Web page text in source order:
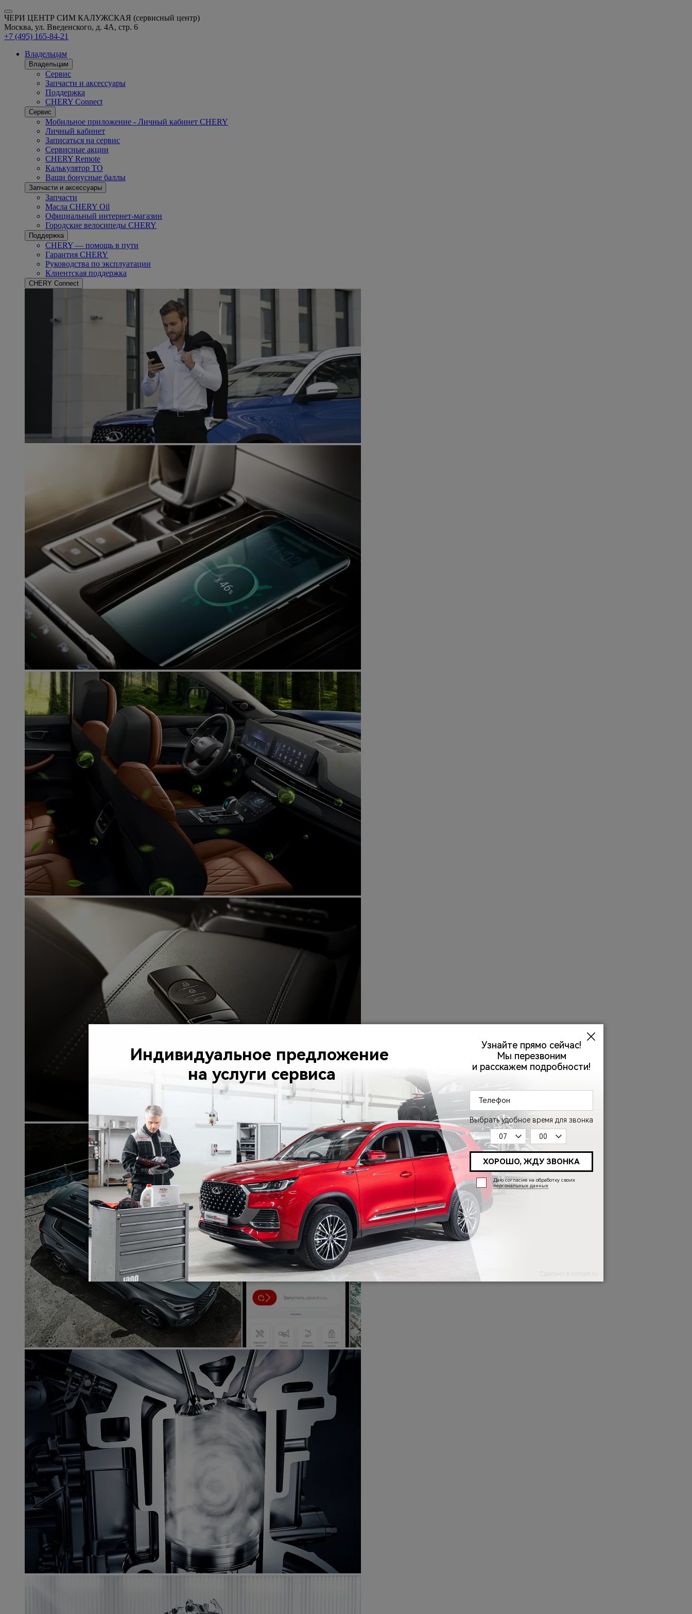
ЧЕРИ ЦЕНТР СИМ КАЛУЖСКАЯ (сервисный центр)
Москва, ул. Введенского, д. 4А, стр. 6
+7 (495) 165-84-21
Владельцам
Владельцам
Сервис
Запчасти и аксессуары
Поддержка
CHERY Connect
Сервис
Мобильное приложение - Личный кабинет CHERY
Личный кабинет
Записаться на сервис
Сервисные акции
CHERY Remote
Калькулятор ТО
Ваши бонусные баллы
Запчасти и аксессуары
Запчасти
Масла CHERY Oil
Официальный интернет-магазин
Городские велосипеды CHERY
Поддержка
CHERY — помощь в пути
Гарантия CHERY
Руководства по эксплуатации
Клиентская поддержка
CHERY Connect